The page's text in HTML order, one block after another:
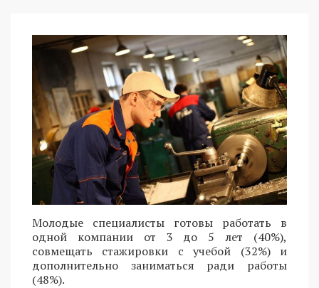
Молодые специалисты готовы работать в
одной компании от 3 до 5 лет (40%),
совмещать стажировки с учебой (32%) и
дополнительно заниматься ради работы
(48%).